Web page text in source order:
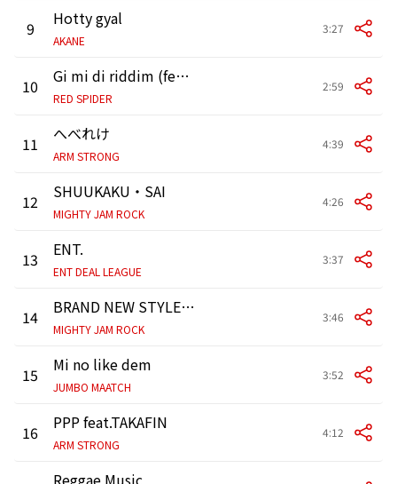
9 Hotty gyal
AKANE
3:27
10 Gi mi di riddim (feat. MINMI & ジャパニーズマゲニーズ)
RED SPIDER
2:59
11 へべれけ
ARM STRONG
4:39
12 SHUUKAKU・SAI
MIGHTY JAM ROCK
4:26
13 ENT.
ENT DEAL LEAGUE
3:37
14 BRAND NEW STYLE Hi-Fi
MIGHTY JAM ROCK
3:46
15 Mi no like dem
JUMBO MAATCH
3:52
16 PPP feat.TAKAFIN
ARM STRONG
4:12
Reggae Music